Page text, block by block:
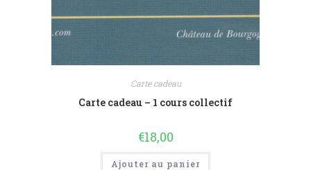
Carte cadeau
Carte cadeau – 1 cours collectif
€18,00
Ajouter au panier